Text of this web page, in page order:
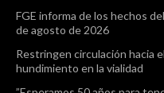
FGE informa de los hechos
de agosto de 2026
Restringen circulación hacia
hundimiento en la vialidad